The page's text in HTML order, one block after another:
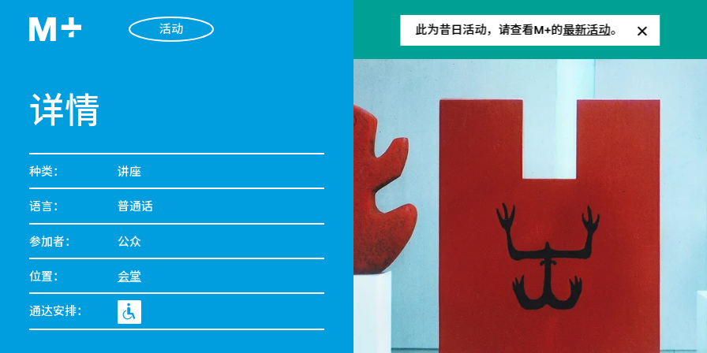
活动 此为昔日活动，请查看M+的最新活动。
详情
种类： 讲座
语言： 普通话
参加者： 公众
位置： 会堂
通达安排：